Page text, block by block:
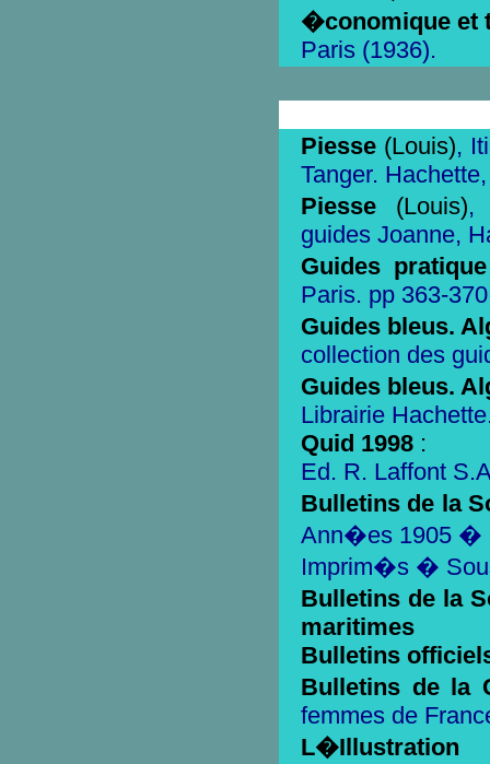
�conomique et
Paris (1936).
Piesse (Louis),
Tanger.
Piesse (Louis),
guides Joanne,
Guides
Paris. pp 363-
Guides bleus.
collection des
Guides bleus.
Librairie
Quid 1998 :
Ed. R. Laffont
Bulletins de la
Ann�es 1905 �
Imprim�s �
Bulletins de la
maritimes
Bulletins
Bulletins de la
femmes de
L�Illustration